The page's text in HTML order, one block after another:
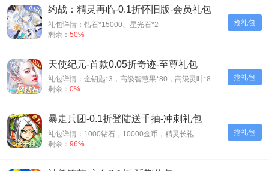
抢礼包
约战：精灵再临-0.1折怀旧版-会员礼包
礼包详情：钻石*15000、星光石*2
剩余： 50%
抢礼包
天使纪元-首款0.05折奇迹-至尊礼包
礼包详情：金钥匙*3，高级智慧果*80，高级灵叶*80，高级神源*80
剩余： 0%
抢礼包
暴走兵团-0.1折登陆送千抽-冲刺礼包
礼包详情：1000钻石，10000金币，精灵长袍
剩余： 96%